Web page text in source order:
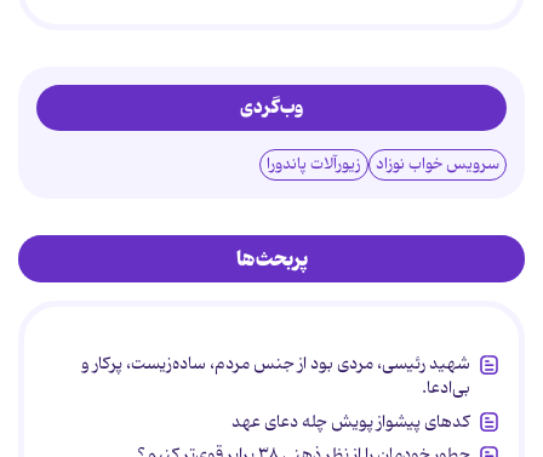
وب‌گردی
سرویس خواب نوزاد زیورآلات پاندورا
پربحث‌ها
شهید رئیسی، مردی بود از جنس مردم، ساده‌زیست، پرکار و
بی‌ادعا.
کدهای پیشواز پویش چله دعای عهد